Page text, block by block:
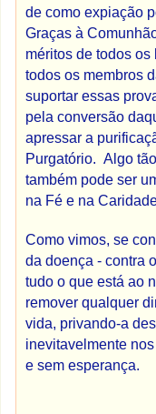
de como expiação
Graças à
méritos de todos
todos os membros
suportar essas
pela conversão
apressar a
Purgatório. Algo
também pode ser
na Fé e na
Como vimos, se
da doença - contra
tudo o que está ao
remover qualquer
vida, privando-a
inevitavelmente
e sem esperança.